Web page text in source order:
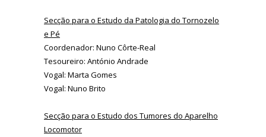
Secção para o Estudo da Patologia do Tornozelo
e Pé
Coordenador: Nuno Côrte-Real
Tesoureiro: António Andrade
Vogal: Marta Gomes
Vogal: Nuno Brito
Secção para o Estudo dos Tumores do Aparelho
Locomotor